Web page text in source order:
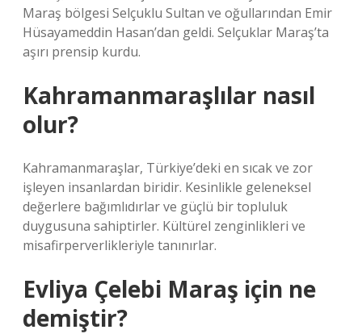
Maraş bölgesi Selçuklu Sultan ve oğullarından Emir
Hüsayameddin Hasan’dan geldi. Selçuklar Maraş’ta
aşırı prensip kurdu.
Kahramanmaraşlılar nasıl
olur?
Kahramanmaraşlar, Türkiye’deki en sıcak ve zor
işleyen insanlardan biridir. Kesinlikle geleneksel
değerlere bağımlıdırlar ve güçlü bir topluluk
duygusuna sahiptirler. Kültürel zenginlikleri ve
misafirperverlikleriyle tanınırlar.
Evliya Çelebi Maraş için ne
demiştir?